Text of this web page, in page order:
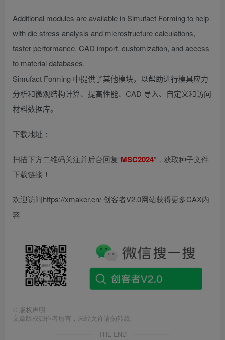
Additional modules are available in Simufact Forming to help
with die stress analysis and microstructure calculations,
faster performance, CAD import, customization, and access
to material databases.
Simufact Forming 中提供了其他模块，以帮助进行模具应力
分析和微观结构计算、提高性能、CAD 导入、自定义和访问
材料数据库。
下载地址：
扫描下方二维码关注并后台回复“MSC2024”，获取种子文件
下载链接！
欢迎访问https://xmaker.cn/ 创客者V2.0网站获得更多CAX内
容
© 版权声明
文章版权归作者所有，未经允许请勿转载。
THE END